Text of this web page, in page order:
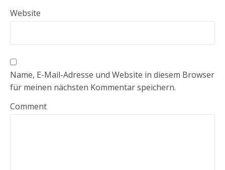
Website
Name, E-Mail-Adresse und Website in diesem Browser
für meinen nächsten Kommentar speichern.
Comment